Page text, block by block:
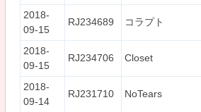
2018-
09-15
RJ234689 コラプト
2018-
09-15
RJ234706 Closet
2018-
09-14
RJ231710 NoTears